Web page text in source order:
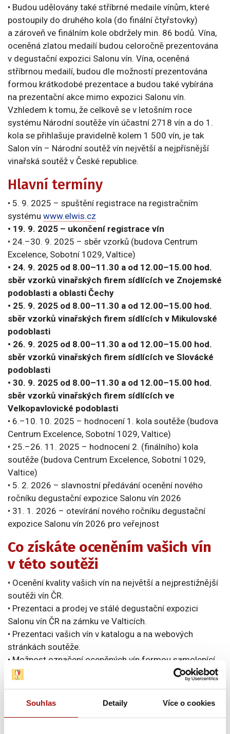
Souhlas Detaily Více o cookies
• Budou udělovány také stříbrné medaile vínům, které
postoupily do druhého kola (do finální čtyřstovky)
a zároveň ve finálním kole obdržely min. 86 bodů. Vína,
oceněná zlatou medailí budou celoročně prezentována
v degustační expozici Salonu vín. Vína, oceněná
stříbrnou medailí, budou dle možností prezentována
formou krátkodobé prezentace a budou také vybírána
na prezentační akce mimo expozici Salonu vín.
Vzhledem k tomu, že celkově se v letošním roce
systému Národní soutěže vín účastní 2718 vín a do 1.
kola se přihlašuje pravidelně kolem 1 500 vín, je tak
Salon vín – Národní soutěž vín největší a nejpřísnější
vinařská soutěž v České republice.
Hlavní termíny
• 5. 9. 2025 – spuštění registrace na registračním
systému www.elwis.cz
• 19. 9. 2025 – ukončení registrace vín
• 24.–30. 9. 2025 – sběr vzorků (budova Centrum
Excelence, Sobotní 1029, Valtice)
• 24. 9. 2025 od 8.00–11.30 a od 12.00–15.00 hod.
sběr vzorků vinařských firem sídlících ve Znojemské
podoblasti a oblasti Čechy
• 25. 9. 2025 od 8.00–11.30 a od 12.00–15.00 hod.
sběr vzorků vinařských firem sídlících v Mikulovské
podoblasti
• 26. 9. 2025 od 8.00–11.30 a od 12.00–15.00 hod.
sběr vzorků vinařských firem sídlících ve Slovácké
podoblasti
• 30. 9. 2025 od 8.00–11.30 a od 12.00–15.00 hod.
sběr vzorků vinařských firem sídlících ve
Velkopavlovické podoblasti
• 6.–10. 10. 2025 – hodnocení 1. kola soutěže (budova
Centrum Excelence, Sobotní 1029, Valtice)
• 25.–26. 11. 2025 – hodnocení 2. (finálního) kola
soutěže (budova Centrum Excelence, Sobotní 1029,
Valtice)
• 5. 2. 2026 – slavnostní předávání ocenění nového
ročníku degustační expozice Salonu vín 2026
• 31. 1. 2026 – otevírání nového ročníku degustační
expozice Salonu vín 2026 pro veřejnost
Co získáte oceněním vašich vín
v této soutěži
• Ocenění kvality vašich vín na největší a nejprestižnější
soutěži vín ČR.
• Prezentaci a prodej ve stálé degustační expozici
Salonu vín ČR na zámku ve Valticích.
• Prezentaci vašich vín v katalogu a na webových
stránkách soutěže.
• Možnost označení oceněných vín formou samolepící
medaile, možnost umístění loga soutěže ve vašich
• Umísťování oceněných vín na prezentačních akcích